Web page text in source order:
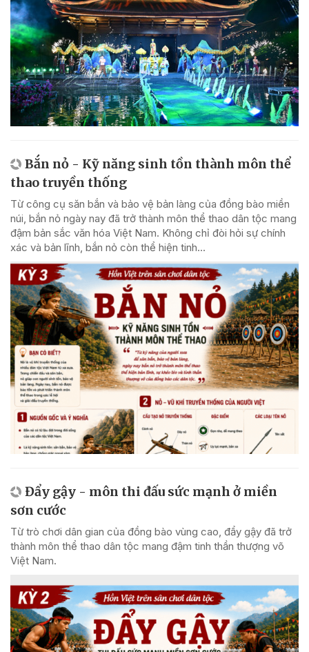
Bắn nỏ - Kỹ năng sinh tồn thành môn thể
thao truyền thống
Từ công cụ săn bắn và bảo vệ bản làng của đồng bào miền
núi, bắn nỏ ngày nay đã trở thành môn thể thao dân tộc mang
đậm bản sắc văn hóa Việt Nam. Không chỉ đòi hỏi sự chính
xác và bản lĩnh, bắn nỏ còn thể hiện tinh...
Đẩy gậy - môn thi đấu sức mạnh ở miền
sơn cước
Từ trò chơi dân gian của đồng bào vùng cao, đẩy gậy đã trở
thành môn thể thao dân tộc mang đậm tinh thần thượng võ
Việt Nam.